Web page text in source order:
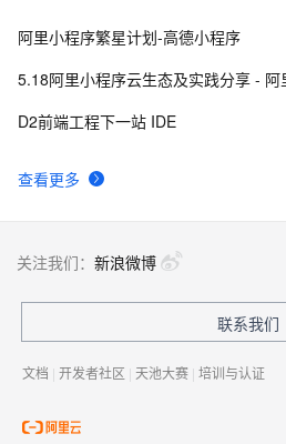
查看更多
阿里小程序繁星计划-高德小程序
5.18阿里小程序云生态及实践分享 -
D2前端工程下一站 IDE
关注我们： 新浪微博
联系我们
文档 | 开发者社区 | 天池大赛 | 培训与认证